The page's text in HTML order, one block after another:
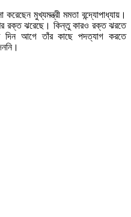
মুখ্যমন্ত্রী মমতা বন্দ্যোপাধ্যায়।
রক্ত ঝরেছে। কিন্তু কারও রক্ত ঝরতে
দিন আগে তাঁর কাছে পদত্যাগ করতে